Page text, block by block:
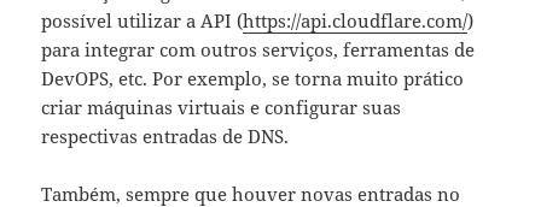
possível utilizar a API (https://api.cloudflare.com/)
para integrar com outros serviços, ferramentas de
DevOPS, etc. Por exemplo, se torna muito prático
criar máquinas virtuais e configurar suas
respectivas entradas de DNS.
Também, sempre que houver novas entradas no